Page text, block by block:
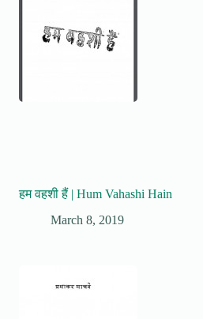
हम वहशी हैं | Hum Vahashi Hain
March 8, 2019